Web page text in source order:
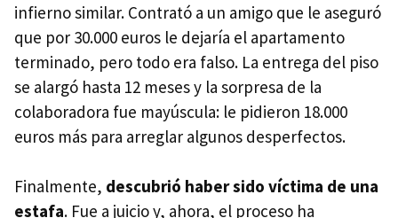
infierno similar. Contrató a un amigo que le aseguró
que por 30.000 euros le dejaría el apartamento
terminado, pero todo era falso. La entrega del piso
se alargó hasta 12 meses y la sorpresa de la
colaboradora fue mayúscula: le pidieron 18.000
euros más para arreglar algunos desperfectos.
Finalmente, descubrió haber sido víctima de una
estafa. Fue a juicio y, ahora, el proceso ha